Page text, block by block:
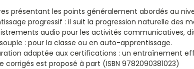
présentant les points généralement abordés au
progressif : il suit la progression naturelle des
audio pour les activités communicatives,
: pour la classe ou en auto-apprentissage.
adaptée aux certifications : un entraînement
corrigés est proposé à part (ISBN 9782090381023)